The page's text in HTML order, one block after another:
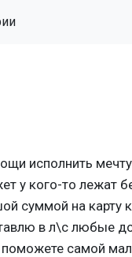
исполнить
у кого-то лежат
суммой на карту
в л\с любые
самой